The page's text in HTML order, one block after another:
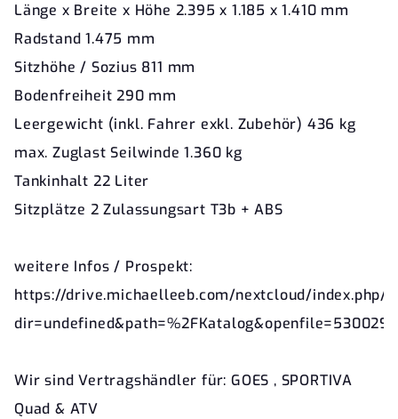
Länge x Breite x Höhe 2.395 x 1.185 x 1.410 mm
Radstand 1.475 mm
Sitzhöhe / Sozius 811 mm
Bodenfreiheit 290 mm
Leergewicht (inkl. Fahrer exkl. Zubehör) 436 kg
max. Zuglast Seilwinde 1.360 kg
Tankinhalt 22 Liter
Sitzplätze 2 Zulassungsart T3b + ABS
weitere Infos / Prospekt:
https://drive.michaelleeb.com/nextcloud/index.php/
dir=undefined&path=%2FKatalog&openfile=530029
Wir sind Vertragshändler für: GOES , SPORTIVA
Quad & ATV